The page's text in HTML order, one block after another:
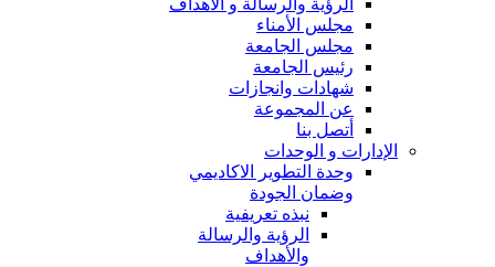
الرؤية والرسالة و الاهداف
مجلس الأمناء
مجلس الجامعة
رئيس الجامعة
شهادات وانجازات
عن المجموعة
أتصل بنا
الإدارات و الوحدات
وحدة التطوير الاكاديمي
وضمان الجودة
نبذه تعريفية
الرؤية والرسالة
والأهداف